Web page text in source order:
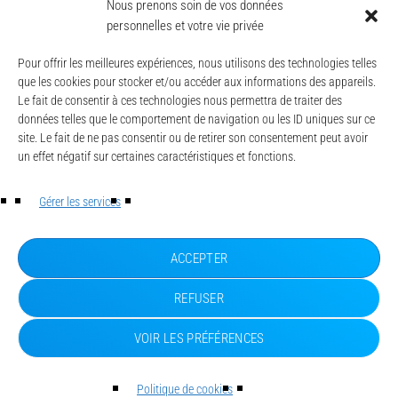
Nous prenons soin de vos données
personnelles et votre vie privée
Pour offrir les meilleures expériences, nous utilisons des technologies telles
que les cookies pour stocker et/ou accéder aux informations des appareils.
Le fait de consentir à ces technologies nous permettra de traiter des
données telles que le comportement de navigation ou les ID uniques sur ce
site. Le fait de ne pas consentir ou de retirer son consentement peut avoir
un effet négatif sur certaines caractéristiques et fonctions.
Gérer les services
ACCEPTER
REFUSER
VOIR LES PRÉFÉRENCES
Politique de cookies
SUD ESSONNE
juin 2026
© CAESE - 2024/2026
LA UNE
ACTUALITÉS
POLITIQUE DE CONFIDENTIALITÉ
POLITIQUE DE COOKIES (UE)